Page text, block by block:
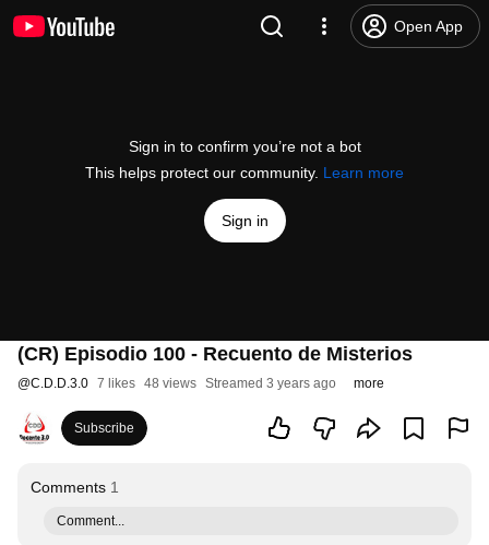
Open App
Sign in to confirm you’re not a bot
This helps protect our community. Learn more
Sign in
(CR) Episodio 100 - Recuento de Misterios
@C.D.D.3.0 7 likes 48 views Streamed 3 years ago more
Subscribe
Comments 1
Comment...